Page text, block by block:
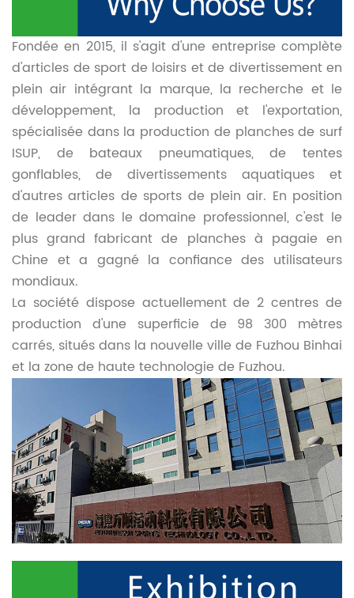
Fondée en 2015, il s'agit d'une entreprise complète
d'articles de sport de loisirs et de divertissement en
plein air intégrant la marque, la recherche et le
développement, la production et l'exportation,
spécialisée dans la production de planches de surf
ISUP, de bateaux pneumatiques, de tentes
gonflables, de divertissements aquatiques et
d'autres articles de sports de plein air. En position
de leader dans le domaine professionnel, c'est le
plus grand fabricant de planches à pagaie en
Chine et a gagné la confiance des utilisateurs
mondiaux.
La société dispose actuellement de 2 centres de
production d'une superficie de 98 300 mètres
carrés, situés dans la nouvelle ville de Fuzhou Binhai
et la zone de haute technologie de Fuzhou.